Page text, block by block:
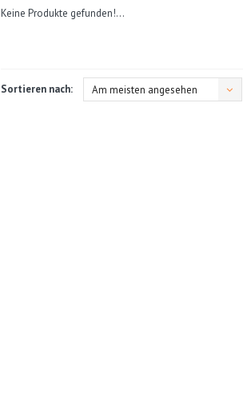
Keine Produkte gefunden!...
Sortieren nach: Am meisten angesehen